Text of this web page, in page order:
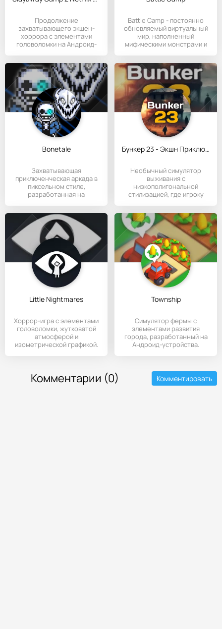
Продолжение
захватывающего экшен-
хоррора с элементами
головоломки на Андроид-
Battle Camp - постоянно
обновляемый виртуальный
мир, наполненный
мифическими монстрами и
Bonetale
Захватывающая
приключенческая аркада в
пиксельном стиле,
разработанная на
Бункер 23 - Экшн Приключение
Необычный симулятор
выживания с
низкополигональной
стилизацией, где игроку
Little Nightmares
Хоррор-игра с элементами
головоломки, жутковатой
атмосферой и
изометрической графикой.
Township
Cимулятор фермы с
элементами развития
города, разработанный на
Андроид-устройства.
Комментарии (0) Комментировать